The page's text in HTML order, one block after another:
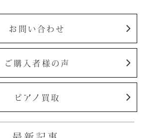
お問い合わせ
ご購入者様の声
ピアノ買取